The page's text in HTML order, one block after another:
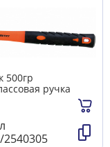
500гр
ручка
2540305